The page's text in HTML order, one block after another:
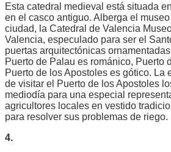
Esta catedral medieval está situada
en el casco antiguo. Alberga el
ciudad, la Catedral de Valencia
Valencia, especulado para ser el
puertas arquitectónicas
Puerto de Palau es románico, Puerto
Puerto de los Apostoles es gótico. La
de visitar el Puerto de los Apostoles
mediodía para una especial
agricultores locales en vestido
para resolver sus problemas de riego.
4.